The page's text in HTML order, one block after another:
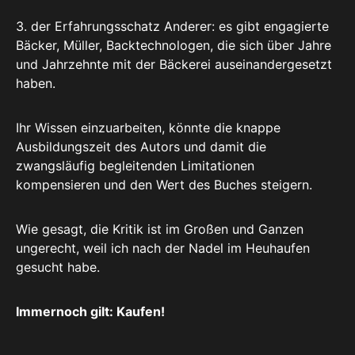
3. der Erfahrungsschatz Anderer: es gibt engagierte
Bäcker, Müller, Backtechnologen, die sich über Jahre
und Jahrzehnte mit der Bäckerei auseinandergesetzt
haben.
Ihr Wissen einzuarbeiten, könnte die knappe
Ausbildungszeit des Autors und damit die
zwangsläufig begleitenden Limitationen
kompensieren und den Wert des Buches steigern.
Wie gesagt, die Kritik ist im Großen und Ganzen
ungerecht, weil ich nach der Nadel im Heuhaufen
gesucht habe.
Immernoch gilt: Kaufen!